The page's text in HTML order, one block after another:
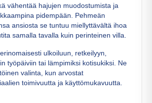
vähentää hajujen muodostumista ja
pidempään. Pehmeän
ansiosta se tuntuu miellyttävältä ihoa
samalla tavalla kuin perinteinen villa.
ulkoiluun, retkeilyyn,
työpäiviin tai lämpimiksi kotisukiksi. Ne
valinta, kun arvostat
toimivuutta ja käyttömukavuutta.